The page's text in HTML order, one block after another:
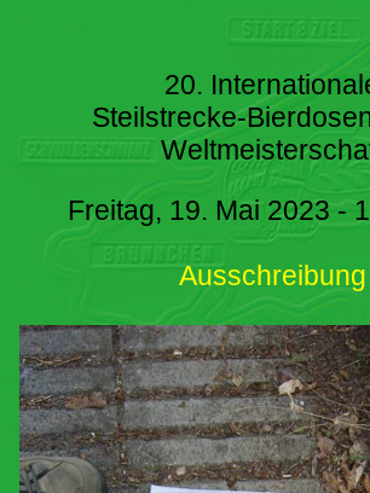
20.
Steilstrecke-
Freitag, 19. Mai 2023 -
Ausschreibung